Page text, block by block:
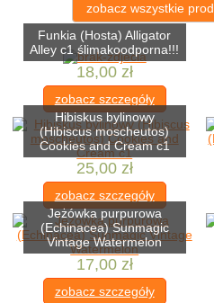
zobacz wszystkie
Funkia (Hosta) Alligator
Alley c1 ślimakoodporna!!!
18,00 zł
zobacz szczegóły
Hibiskus bylinowy
(Hibiscus moscheutos)
Cookies and Cream c1
25,00 zł
zobacz szczegóły
Jeżówka purpurowa
(Echinacea) Sunmagic
Vintage Watermelon
17,00 zł
zobacz szczegóły